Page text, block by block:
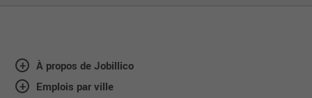
À propos de Jobillico
Emplois par ville